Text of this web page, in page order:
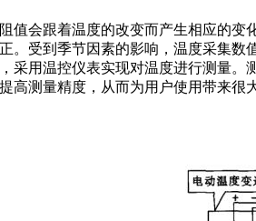
会跟着温度的改变而产生相应的
。受到季节因素的影响，温度采集
采用温控仪表实现对温度进行测量。
高测量精度，从而为用户使用带来很